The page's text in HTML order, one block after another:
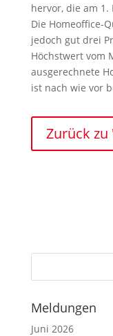
hervor, die am 1.
Die Homeoffice-
jedoch gut drei
Höchstwert vom
ausgerechnete
ist nach wie vor
Zurück
Meldungen
Juni 2026